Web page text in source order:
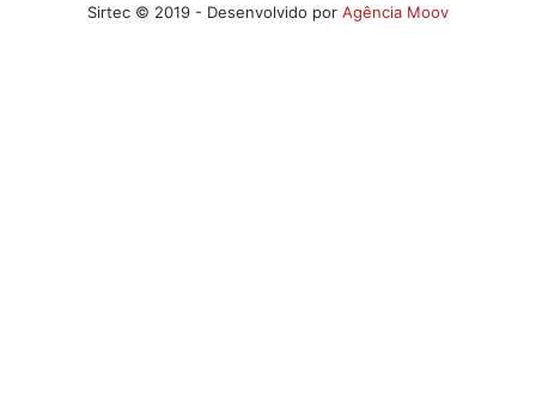
Sirtec © 2019 - Desenvolvido por Agência Moov